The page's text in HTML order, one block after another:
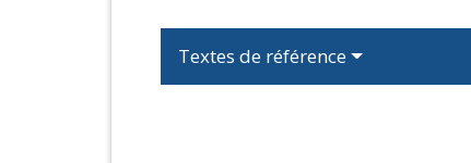
Textes de référence